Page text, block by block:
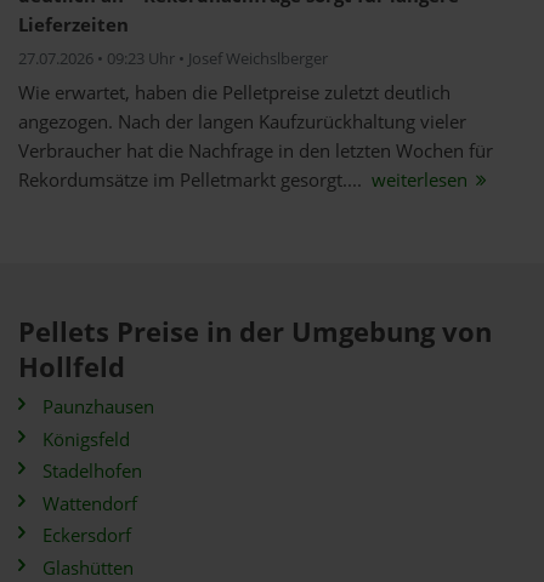
Lieferzeiten
27.07.2026 • 09:23 Uhr • Josef Weichslberger
Wie erwartet, haben die Pelletpreise zuletzt deutlich
angezogen. Nach der langen Kaufzurückhaltung vieler
Verbraucher hat die Nachfrage in den letzten Wochen für
Rekordumsätze im Pelletmarkt gesorgt.... weiterlesen
Pellets Preise in der Umgebung von
Hollfeld
Paunzhausen
Königsfeld
Stadelhofen
Wattendorf
Eckersdorf
Glashütten